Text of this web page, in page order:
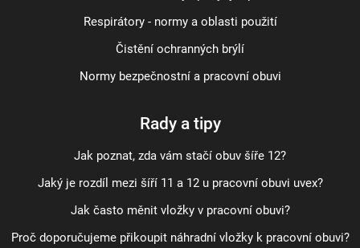
Respirátory - normy a oblasti použití
Čistění ochranných brýlí
Normy bezpečnostní a pracovní obuvi
Rady a tipy
Jak poznat, zda vám stačí obuv šíře 12?
Jaký je rozdíl mezi šíří 11 a 12 u pracovní obuvi uvex?
Jak často měnit vložky v pracovní obuvi?
Proč doporučujeme přikoupit náhradní vložky k pracovní obuvi?